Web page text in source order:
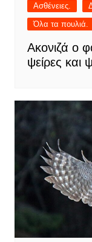
Ασθένειες.
Όλα τα πουλιά.
Ακονιζά ο
ψείρες και